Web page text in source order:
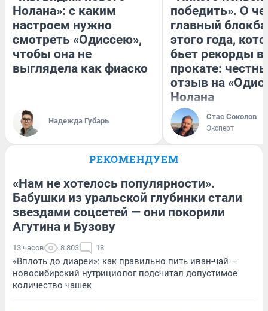
Нолана»: с каким
настроем нужно
смотреть «Одиссею»,
чтобы она не
выглядела как фиаско
Надежда Губарь
победить». О
главный
этого года,
бьет рекорды в
прокате:
отзыв на
Нолана
Стас Соколов
Эксперт
РЕКОМЕНДУЕМ
«Нам не хотелось популярности».
Бабушки из уральской глубинки стали
звездами соцсетей — они покорили
Агутина и Бузову
13 часов 8 803 18
«Вплоть до диареи»: как правильно пить иван-чай —
новосибирский нутрициолог подсчитал допустимое
количество чашек